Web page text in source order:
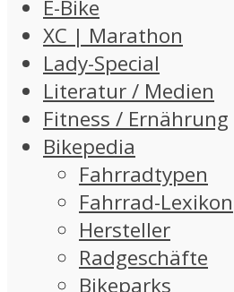
E-Bike
XC | Marathon
Lady-Special
Literatur / Medien
Fitness / Ernährung
Bikepedia
Fahrradtypen
Fahrrad-Lexikon
Hersteller
Radgeschäfte
Bikeparks